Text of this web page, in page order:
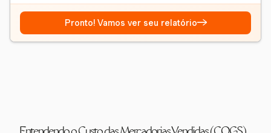
Pronto! Vamos ver seu relatório→